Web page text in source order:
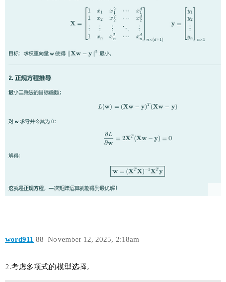
word911 November 12, 2025, 2:18am
88
2.考虑多项式的模型选择。